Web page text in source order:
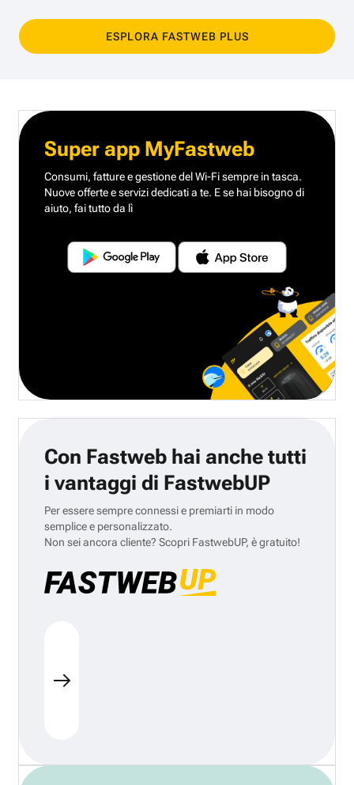
ESPLORA FASTWEB PLUS
Super app MyFastweb
Consumi, fatture e gestione del Wi-Fi sempre in tasca.
Nuove offerte e servizi dedicati a te. E se hai bisogno di
aiuto, fai tutto da lì
Con Fastweb hai anche tutti
i vantaggi di FastwebUP
Per essere sempre connessi e premiarti in modo
semplice e personalizzato.
Non sei ancora cliente? Scopri FastwebUP, è gratuito!